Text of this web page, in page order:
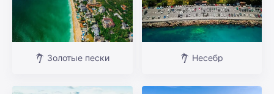
Золотые пески Несебр